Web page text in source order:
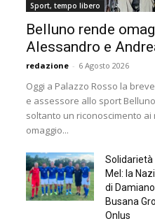
Sport, tempo libero
Belluno rende
Alessandro e
redazione - 6 Agosto 2026
Oggi a Palazzo Rosso la
e assessore allo sport
soltanto un riconoscimento
omaggio...
Solidarietà
Mel: la
di
Busana
Onlus